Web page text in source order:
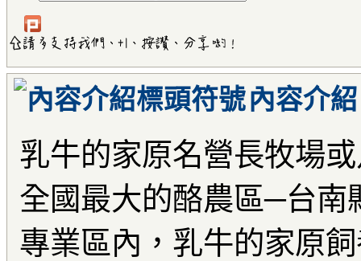
內容介紹
乳牛的家原名營長牧場
全國最大的酪農區─台南
專業區內，乳牛的家原